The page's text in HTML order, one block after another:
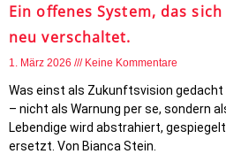
Ein offenes System, das
neu verschaltet.
1. März 2026 Keine Kommentare
Was einst als Zukunftsvision
– nicht als Warnung per se, sondern
Lebendige wird abstrahiert,
ersetzt. Von Bianca Stein.